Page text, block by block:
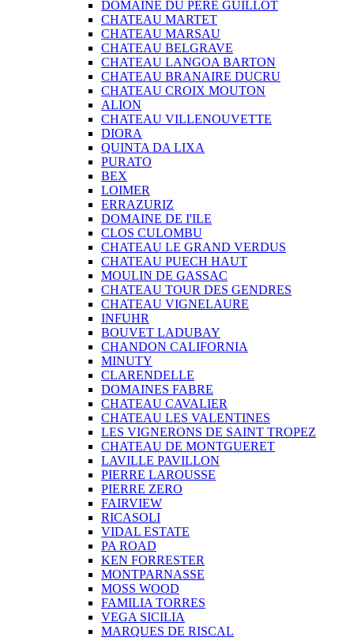
DOMAINE DU PERE GUILLOT
CHATEAU MARTET
CHATEAU MARSAU
CHATEAU BELGRAVE
CHATEAU LANGOA BARTON
CHATEAU BRANAIRE DUCRU
CHATEAU CROIX MOUTON
ALION
CHATEAU VILLENOUVETTE
DIORA
QUINTA DA LIXA
PURATO
BEX
LOIMER
ERRAZURIZ
DOMAINE DE I'ILE
CLOS CULOMBU
CHATEAU LE GRAND VERDUS
CHATEAU PUECH HAUT
MOULIN DE GASSAC
CHATEAU TOUR DES GENDRES
CHATEAU VIGNELAURE
INFUHR
BOUVET LADUBAY
CHANDON CALIFORNIA
MINUTY
CLARENDELLE
DOMAINES FABRE
CHATEAU CAVALIER
CHATEAU LES VALENTINES
LES VIGNERONS DE SAINT TROPEZ
CHATEAU DE MONTGUERET
LAVILLE PAVILLON
PIERRE LAROUSSE
PIERRE ZERO
FAIRVIEW
RICASOLI
VIDAL ESTATE
PA ROAD
KEN FORRESTER
MONTPARNASSE
MOSS WOOD
FAMILIA TORRES
VEGA SICILIA
MARQUES DE RISCAL